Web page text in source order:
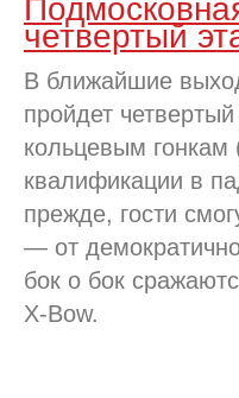
четвертый
В ближайшие
пройдет
кольцевым
квалификации в
прежде, гости
— от
бок о бок
X-Bow.